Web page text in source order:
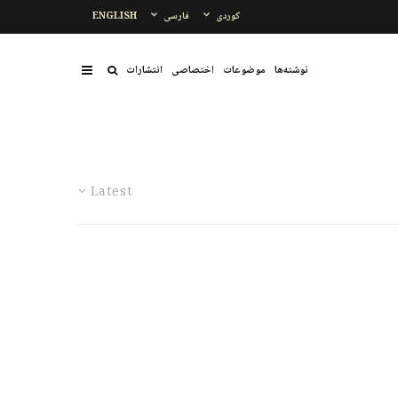
ENGLISH فارسی کوردی
نوشتەها موضوعات اختصاصی انتشارات
Latest